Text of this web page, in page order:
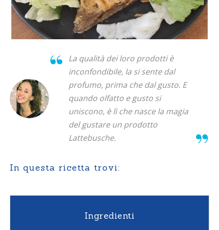
La qualità dei loro prodotti è
inconfondibile, la si sente dal
profumo, prima che dal gusto. E
quando olfatto e gusto si
uniscono, è lì che nasce la magia
del gustare un prodotto
Lattebusche.
In questa ricetta trovi:
Ingredienti